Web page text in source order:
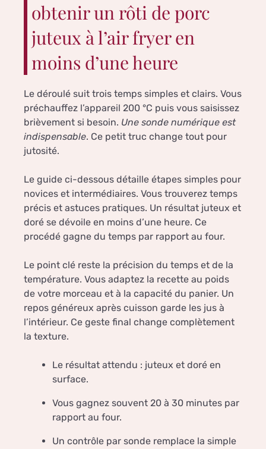
obtenir un rôti de porc
juteux à l’air fryer en
moins d’une heure
Le déroulé suit trois temps simples et clairs. Vous
préchauffez l’appareil 200 °C puis vous saisissez
brièvement si besoin. Une sonde numérique est
indispensable. Ce petit truc change tout pour
jutosité.
Le guide ci-dessous détaille étapes simples pour
novices et intermédiaires. Vous trouverez temps
précis et astuces pratiques. Un résultat juteux et
doré se dévoile en moins d’une heure. Ce
procédé gagne du temps par rapport au four.
Le point clé reste la précision du temps et de la
température. Vous adaptez la recette au poids
de votre morceau et à la capacité du panier. Un
repos généreux après cuisson garde les jus à
l’intérieur. Ce geste final change complètement
la texture.
Le résultat attendu : juteux et doré en
surface.
Vous gagnez souvent 20 à 30 minutes par
rapport au four.
Un contrôle par sonde remplace la simple